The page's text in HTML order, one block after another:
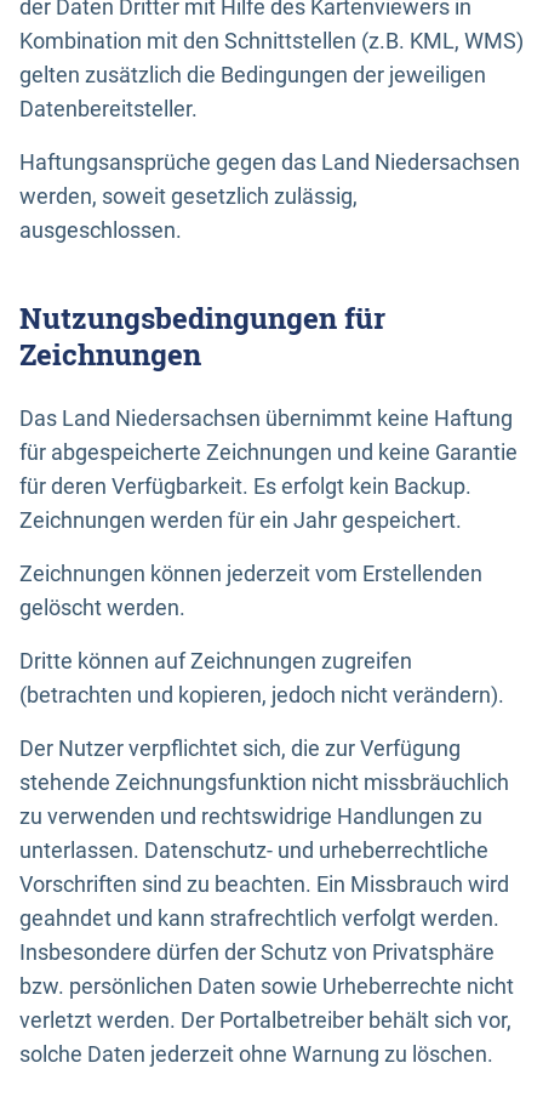
der Daten Dritter mit Hilfe des Kartenviewers in
Kombination mit den Schnittstellen (z.B. KML, WMS)
gelten zusätzlich die Bedingungen der jeweiligen
Datenbereitsteller.
Haftungsansprüche gegen das Land Niedersachsen
werden, soweit gesetzlich zulässig,
ausgeschlossen.
Nutzungsbedingungen für
Zeichnungen
Das Land Niedersachsen übernimmt keine Haftung
für abgespeicherte Zeichnungen und keine Garantie
für deren Verfügbarkeit. Es erfolgt kein Backup.
Zeichnungen werden für ein Jahr gespeichert.
Zeichnungen können jederzeit vom Erstellenden
gelöscht werden.
Dritte können auf Zeichnungen zugreifen
(betrachten und kopieren, jedoch nicht verändern).
Der Nutzer verpflichtet sich, die zur Verfügung
stehende Zeichnungsfunktion nicht missbräuchlich
zu verwenden und rechtswidrige Handlungen zu
unterlassen. Datenschutz- und urheberrechtliche
Vorschriften sind zu beachten. Ein Missbrauch wird
geahndet und kann strafrechtlich verfolgt werden.
Insbesondere dürfen der Schutz von Privatsphäre
bzw. persönlichen Daten sowie Urheberrechte nicht
verletzt werden. Der Portalbetreiber behält sich vor,
solche Daten jederzeit ohne Warnung zu löschen.